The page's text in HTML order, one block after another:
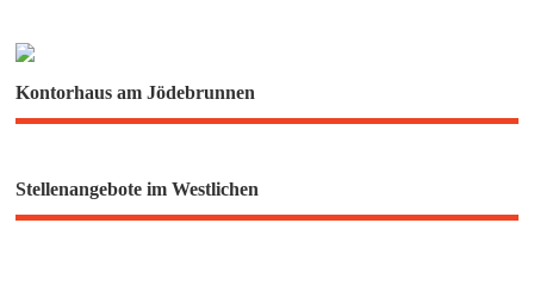
Kontorhaus am Jödebrunnen
Stellenangebote im Westlichen